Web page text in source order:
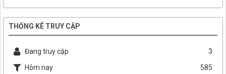
THỐNG KÊ TRUY CẬP
Đang truy cập
3
Hôm nay
585